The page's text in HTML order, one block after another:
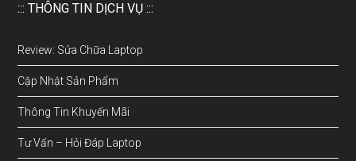
::: THÔNG TIN DỊCH VỤ :::
Review: Sửa Chữa Laptop
Cập Nhật Sản Phẩm
Thông Tin Khuyến Mãi
Tư Vấn – Hỏi Đáp Laptop